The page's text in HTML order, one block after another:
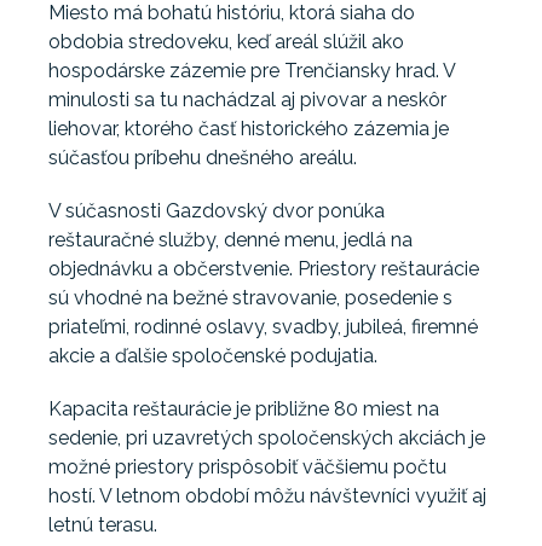
Miesto má bohatú históriu, ktorá siaha do
obdobia stredoveku, keď areál slúžil ako
hospodárske zázemie pre Trenčiansky hrad. V
minulosti sa tu nachádzal aj pivovar a neskôr
liehovar, ktorého časť historického zázemia je
súčasťou príbehu dnešného areálu.
V súčasnosti Gazdovský dvor ponúka
reštauračné služby, denné menu, jedlá na
objednávku a občerstvenie. Priestory reštaurácie
sú vhodné na bežné stravovanie, posedenie s
priateľmi, rodinné oslavy, svadby, jubileá, firemné
akcie a ďalšie spoločenské podujatia.
Kapacita reštaurácie je približne 80 miest na
sedenie, pri uzavretých spoločenských akciách je
možné priestory prispôsobiť väčšiemu počtu
hostí. V letnom období môžu návštevníci využiť aj
letnú terasu.